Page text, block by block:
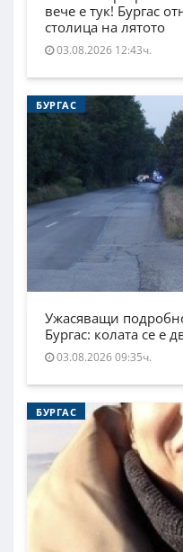
вече е тук! Бургас
столица на лятото
03.08.2026 12:43ч.
БУРГАС
Ужасяващи
Бургас: колата се е
03.08.2026 09:35ч.
БУРГАС